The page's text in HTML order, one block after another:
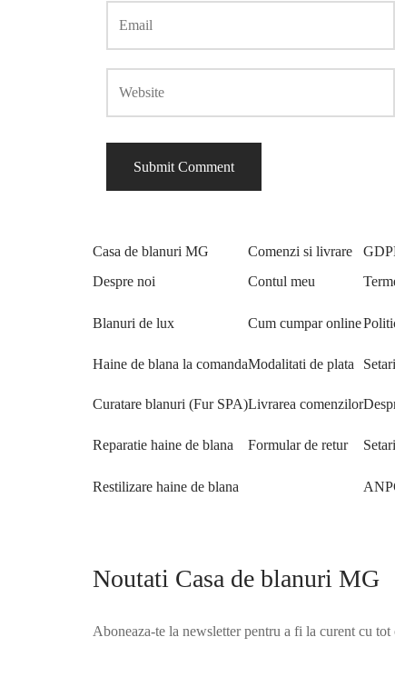
Casa de blanuri MG
Despre noi
Blanuri de lux
Haine de blana la comanda
Curatare blanuri (Fur SPA)
Reparatie haine de blana
Restilizare haine de blana
Comenzi si livrare
Contul meu
Cum cumpar online
Modalitati de plata
Livrarea comenzilor
Formular de retur
Noutati Casa de blanuri MG
Aboneaza-te la newsletter pentru a fi la curent cu tot